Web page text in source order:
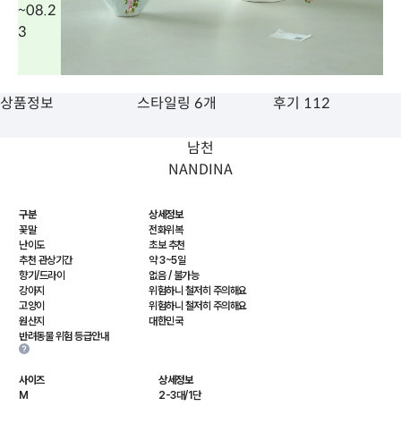
~08.2
3
상품정보 스타일링 6개 후기 112
남천
NANDINA
구분
상세정보
꽃말
전화위복
난이도
초보 추천
추천 관상기간
약 3~5일
향기/드라이
없음 / 불가능
강아지
위험하니 철저히 주의해요
고양이
위험하니 철저히 주의해요
원산지
대한민국
반려동물 위험 등급안내
사이즈
상세정보
M
2-3대/1단